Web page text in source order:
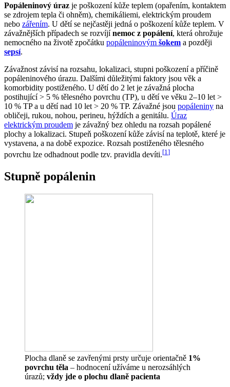
Popáleninový úraz je poškození kůže teplem (opařením, kontaktem
se zdrojem tepla či ohněm), chemikáliemi, elektrickým proudem
nebo zářením. U dětí se nejčastěji jedná o poškození kůže teplem. V
závažnějších případech se rozvíjínemoc z popálení, která ohrožuje
nemocného na životě zpočátku popáleninovým šokem a později
sepsí.
Závažnost závisí na rozsahu, lokalizaci, stupni poškození a příčině
popáleninového úrazu. Dalšími důležitými faktory jsou věk a
komorbidity postiženého. U dětí do 2 let je závažná plocha
postihující > 5 % tělesného povrchu (TP), u dětí ve věku 2–10 let >
10 % TP a u dětí nad 10 let > 20 % TP. Závažné jsou popáleniny na
obličeji, rukou, nohou, perineu, hýždích a genitálu. Úraz
elektrickým proudem je závažný bez ohledu na rozsah popálené
plochy a lokalizaci. Stupeň poškození kůže závisí na teplotě, které je
vystavena, a na době expozice. Rozsah postiženého tělesného
povrchu lze odhadnout podle tzv. pravidla devíti.[1 ]
Stupně popálenin
Plocha dlaně se zavřenými prsty určuje orientačně 1%
povrchu těla – hodnocení užíváme u nerozsáhlých
úrazů; vždy jde o plochu dlaně pacienta